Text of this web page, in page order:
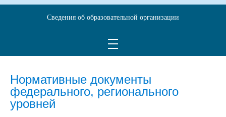
Нормативные документы
федерального, регионального
уровней
Сведения об образовательной организации